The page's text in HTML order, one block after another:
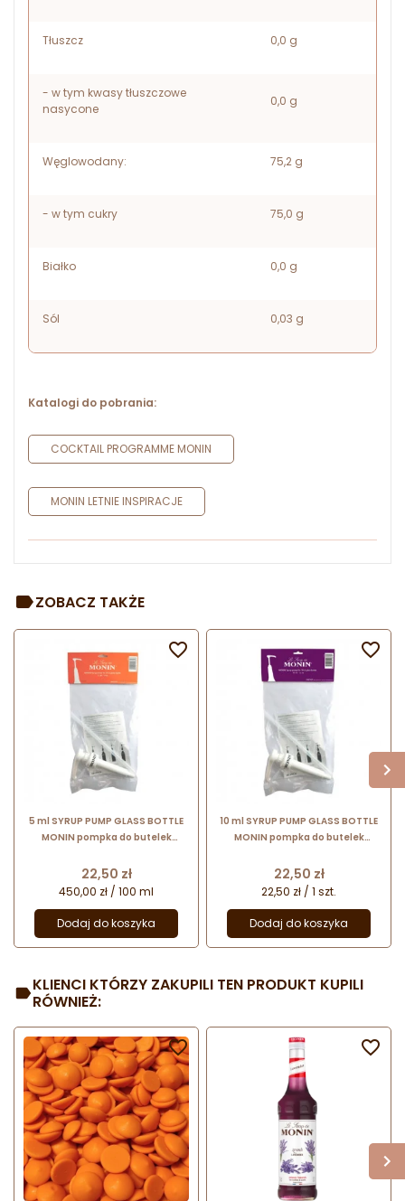
Tłuszcz 0,0 g
- w tym kwasy tłuszczowe
nasycone
0,0 g
Węglowodany: 75,2 g
- w tym cukry 75,0 g
Białko 0,0 g
Sól 0,03 g
Katalogi do pobrania:
COCKTAIL PROGRAMME MONIN
MONIN LETNIE INSPIRACJE
ZOBACZ TAKŻE
5 ml SYRUP PUMP GLASS BOTTLE
MONIN pompka do butelek
Cena
22,50 zł
450,00 zł / 100 ml
Dodaj do koszyka

10 ml SYRUP PUMP GLASS BOTTLE
MONIN pompka do butelek
Cena
22,50 zł
22,50 zł / 1 szt.
Dodaj do koszyka

KLIENCI KTÓRZY ZAKUPILI TEN PRODUKT KUPILI
RÓWNIEŻ:
 